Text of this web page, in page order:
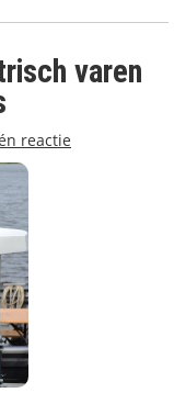
varen
reactie